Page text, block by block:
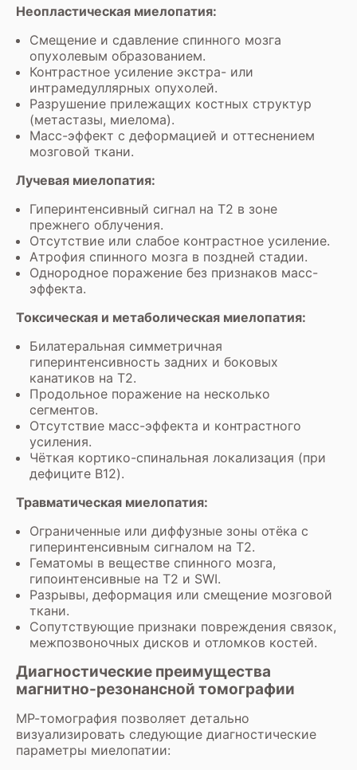
Неопластическая миелопатия:
Смещение и сдавление спинного мозга
опухолевым образованием.
Контрастное усиление экстра- или
интрамедуллярных опухолей.
Разрушение прилежащих костных структур
(метастазы, миелома).
Масс-эффект с деформацией и оттеснением
мозговой ткани.
Лучевая миелопатия:
Гиперинтенсивный сигнал на Т2 в зоне
прежнего облучения.
Отсутствие или слабое контрастное усиление.
Атрофия спинного мозга в поздней стадии.
Однородное поражение без признаков масс-
эффекта.
Токсическая и метаболическая миелопатия:
Билатеральная симметричная
гиперинтенсивность задних и боковых
канатиков на Т2.
Продольное поражение на несколько
сегментов.
Отсутствие масс-эффекта и контрастного
усиления.
Чёткая кортико-спинальная локализация (при
дефиците B12).
Травматическая миелопатия:
Ограниченные или диффузные зоны отёка с
гиперинтенсивным сигналом на Т2.
Гематомы в веществе спинного мозга,
гипоинтенсивные на Т2 и SWI.
Разрывы, деформация или смещение мозговой
ткани.
Сопутствующие признаки повреждения связок,
межпозвоночных дисков и отломков костей.
Диагностические преимущества
магнитно-резонансной томографии
МР-томография позволяет детально
визуализировать следующие диагностические
параметры миелопатии: